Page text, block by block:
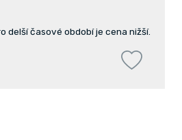
delší časové období je cena nižší.